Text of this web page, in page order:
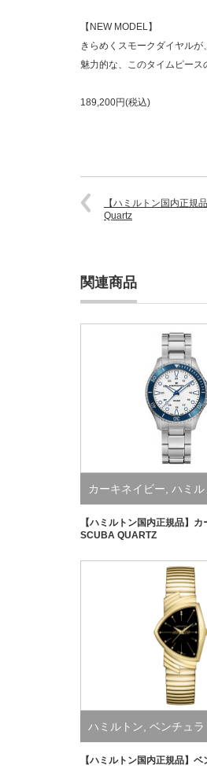
【NEW MODEL】
きらめくスモークダイヤル
魅力的な、このタイムピース
189,200円(税込)
【ハミルトン国内正規
Quartz
関連商品
カーキネイビー, ハミル
【ハミルトン国内正規品】
SCUBA QUARTZ
ハミルトン ベンチュラ
【ハミルトン国内正規品】